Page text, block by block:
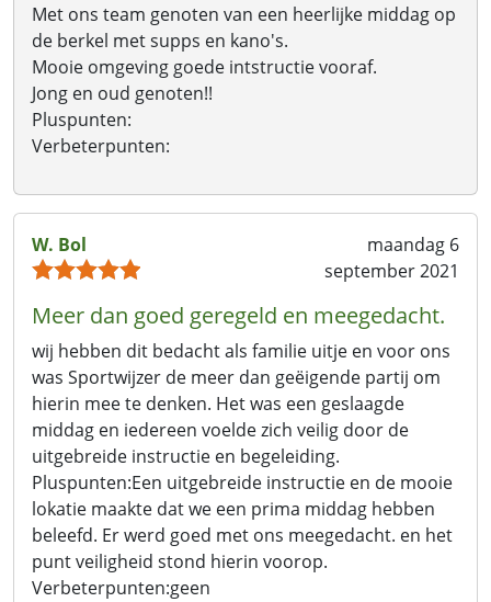
Met ons team genoten van een heerlijke middag op
de berkel met supps en kano's.
Mooie omgeving goede intstructie vooraf.
Jong en oud genoten!!
Pluspunten:
Verbeterpunten:
W. Bol
maandag 6
september 2021
Meer dan goed geregeld en meegedacht.
wij hebben dit bedacht als familie uitje en voor ons
was Sportwijzer de meer dan geëigende partij om
hierin mee te denken. Het was een geslaagde
middag en iedereen voelde zich veilig door de
uitgebreide instructie en begeleiding.
Pluspunten:Een uitgebreide instructie en de mooie
lokatie maakte dat we een prima middag hebben
beleefd. Er werd goed met ons meegedacht. en het
punt veiligheid stond hierin voorop.
Verbeterpunten:geen